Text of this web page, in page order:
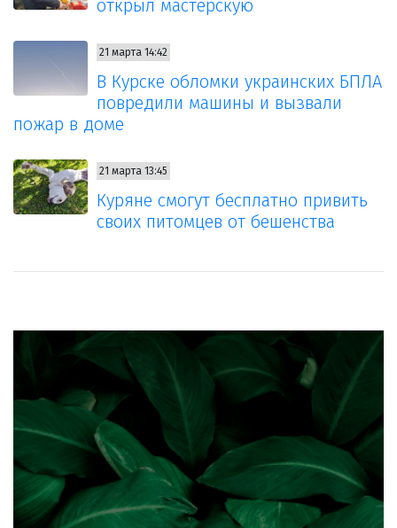
открыл мастерскую
21 марта 14:42
В Курске обломки украинских БПЛА
повредили машины и вызвали
пожар в доме
21 марта 13:45
Куряне смогут бесплатно привить
своих питомцев от бешенства